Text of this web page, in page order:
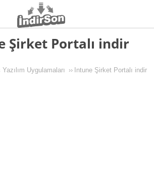
Şirket Portalı indir
Uygulamaları ›› Intune Şirket Portalı indir